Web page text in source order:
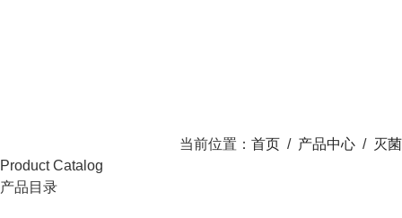
当前位置： 首页 / 产品中心 / 灭
Product Catalog
产品目录